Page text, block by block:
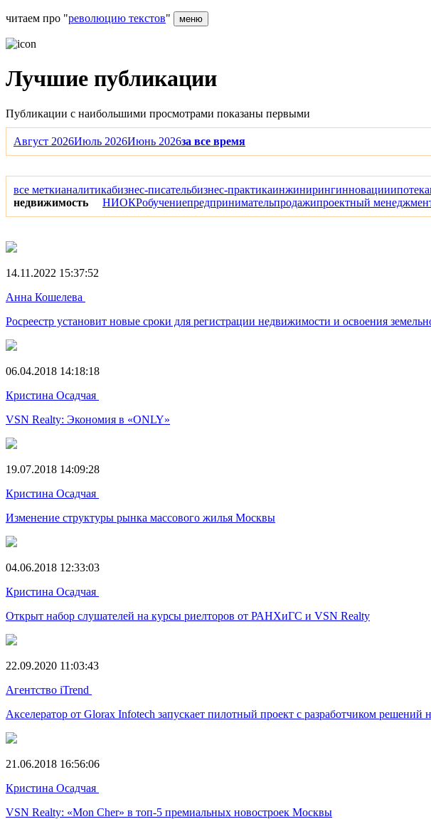
читаем про "революцию текстов" меню
Лучшие публикации
Публикации с наибольшими просмотрами показаны первыми
Август 2026Июль 2026Июнь 2026за все время
все меткианалитикабизнес-писательбизнес-практикаинжинирингинновацииипотека
недвижимость
НИОКРобучениепредпринимательпродажипроектный
14.11.2022 15:37:52
Анна Кошелева
Росреестр установит новые сроки для регистрации недвижимости и освоения
06.04.2018 14:18:18
Кристина Осадчая
VSN Realty: Экономия в «ONLY»
19.07.2018 14:09:28
Кристина Осадчая
Изменение структуры рынка массового жилья Москвы
04.06.2018 12:33:03
Кристина Осадчая
Открыт набор слушателей на курсы риелторов от РАНХиГС и VSN Realty
22.09.2020 11:03:43
Агентство iTrend
Акселератор от Glorax Infotech запускает пилотный проект с разработчиком решений
21.06.2018 16:56:06
Кристина Осадчая
VSN Realty: «Mon Cher» в топ-5 премиальных новостроек Москвы